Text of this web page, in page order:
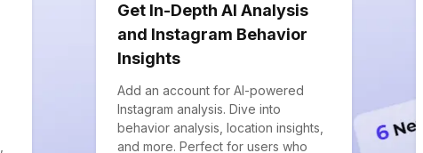
Get In-Depth AI Analysis
and Instagram Behavior
Insights
Add an account for AI-powered
Instagram analysis. Dive into
behavior analysis, location insights,
and more. Perfect for users who